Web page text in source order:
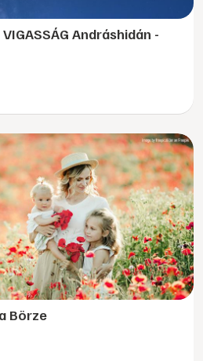
VIGASSÁG Andráshidán -
Börze